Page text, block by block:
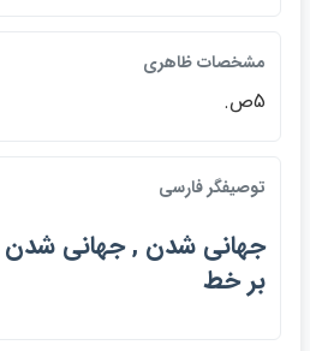
مشخصات ظاهري
5ص.
توصيفگر فارسي
جهاني شدن , جهاني
بر خط